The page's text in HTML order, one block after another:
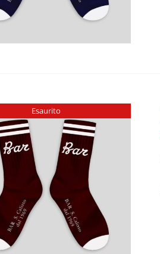
Esaurito